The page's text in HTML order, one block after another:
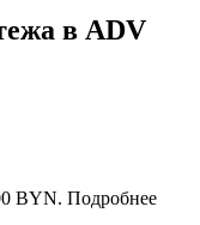
в ADV
BYN. Подробнее